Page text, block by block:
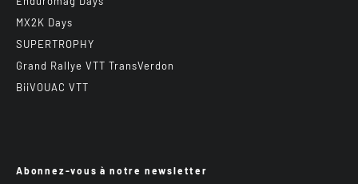
MX2K Days
SUPERTROPHY
Grand Rallye VTT TransVerdon
BiiVOUAC VTT
Abonnez-vous à notre newsletter